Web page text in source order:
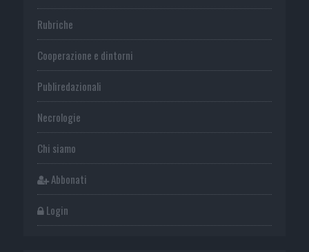
Rubriche
Cooperazione e dintorni
Publiredazionali
Necrologie
Chi siamo
Abbonati
Login